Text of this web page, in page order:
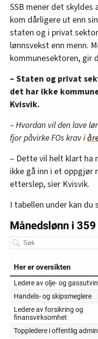
SSB mener det
kom dårligere ut enn
staten og i privat
lønnsvekst enn menn.
kommunesektoren, gir
– Staten og privat
det har ikke
Kvisvik.
– Hvordan vil den lave
fjor påvirke FOs krav i
– Dette vil helt klart ha
ikke gå inn i et oppgjør
etterslep, sier Kvisvik.
I tabellen under kan du